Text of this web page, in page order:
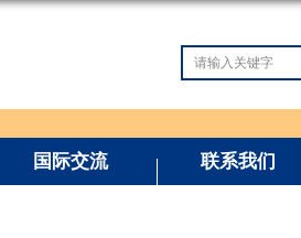
国际交流 联系我们